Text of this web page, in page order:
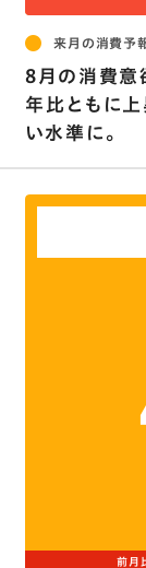
来月の消費予
8月の消費意
年比ともに
い水準に。
前月